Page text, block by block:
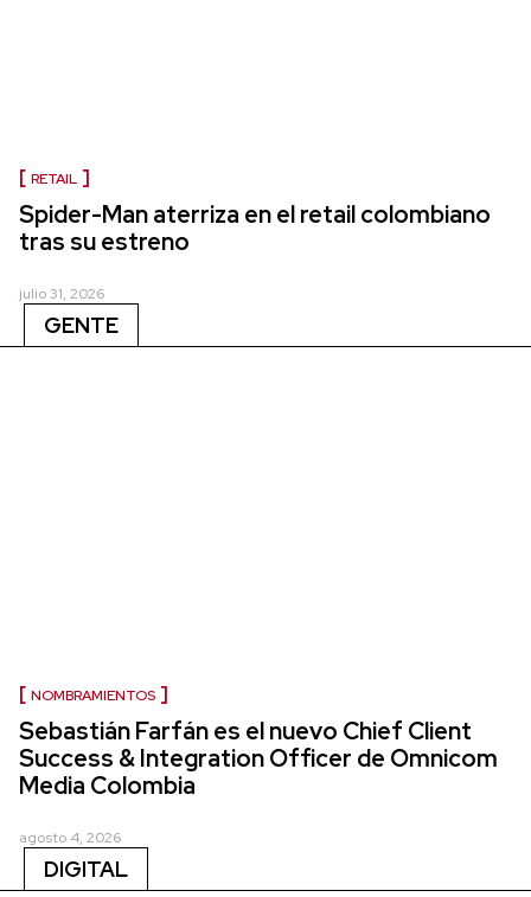
RETAIL
Spider-Man aterriza en el retail colombiano
tras su estreno
julio 31, 2026
GENTE
NOMBRAMIENTOS
Sebastián Farfán es el nuevo Chief Client
Success & Integration Officer de Omnicom
Media Colombia
agosto 4, 2026
DIGITAL